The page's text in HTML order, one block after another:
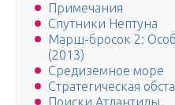
Примечания
Спутники Нептуна
Марш-бросок 2:
(2013)
Средиземное море
Стратегическая
Поиски Атлантиды